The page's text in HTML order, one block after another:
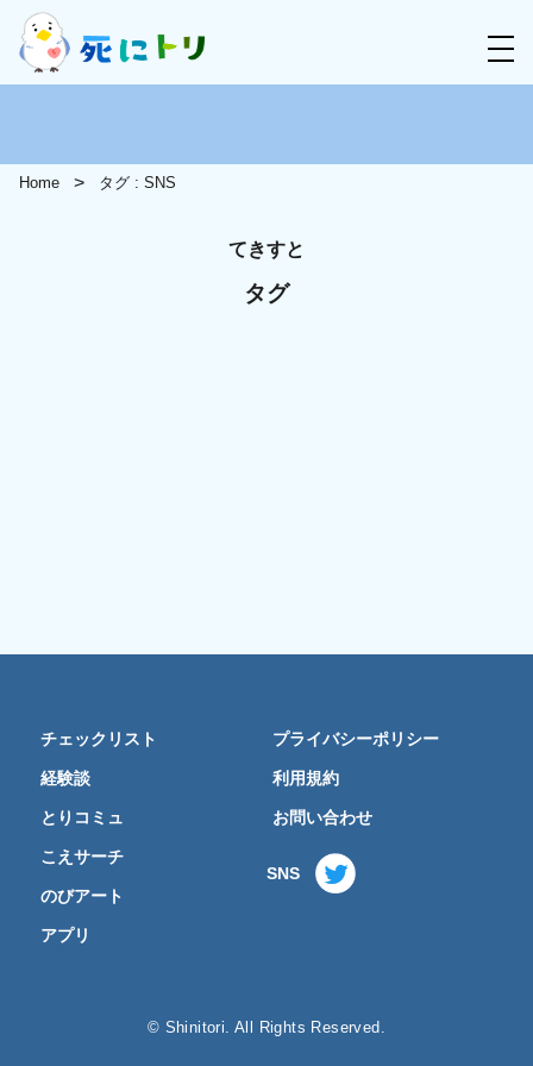
Home タグ : SNS
てきすと
タグ
チェックリスト
経験談
とりコミュ
こえサーチ
のびアート
アプリ
プライバシーポリシー
利用規約
お問い合わせ
SNS
© Shinitori. All Rights Reserved.